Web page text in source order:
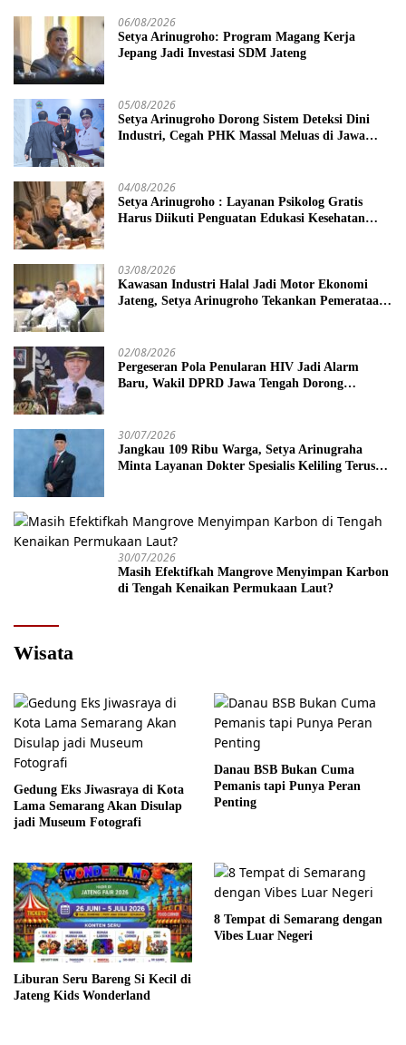
06/08/2026
Setya Arinugroho: Program Magang Kerja
Jepang Jadi Investasi SDM Jateng
05/08/2026
Setya Arinugroho Dorong Sistem Deteksi Dini
Industri, Cegah PHK Massal Meluas di Jawa
04/08/2026
Setya Arinugroho : Layanan Psikolog Gratis
Harus Diikuti Penguatan Edukasi Kesehatan
03/08/2026
Kawasan Industri Halal Jadi Motor Ekonomi
Jateng, Setya Arinugroho Tekankan Pemerataan
02/08/2026
Pergeseran Pola Penularan HIV Jadi Alarm
Baru, Wakil DPRD Jawa Tengah Dorong
30/07/2026
Jangkau 109 Ribu Warga, Setya Arinugraha
Minta Layanan Dokter Spesialis Keliling Terus
30/07/2026
Masih Efektifkah Mangrove Menyimpan Karbon
di Tengah Kenaikan Permukaan Laut?
Wisata
Gedung Eks Jiwasraya di Kota
Lama Semarang Akan Disulap
jadi Museum Fotografi
Danau BSB Bukan Cuma
Pemanis tapi Punya Peran
Penting
Liburan Seru Bareng Si Kecil di
Jateng Kids Wonderland
8 Tempat di Semarang dengan
Vibes Luar Negeri